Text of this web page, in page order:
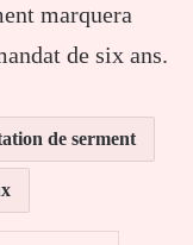
marquera
de six ans.
de serment